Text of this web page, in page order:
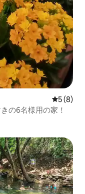
レビュー
5 (8)
の6名様用の家！